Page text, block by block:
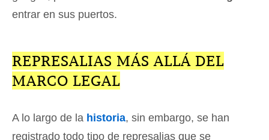
entrar en sus puertos.
REPRESALIAS MÁS ALLÁ DEL
MARCO LEGAL
A lo largo de la historia, sin embargo, se han
registrado todo tipo de represalias que se